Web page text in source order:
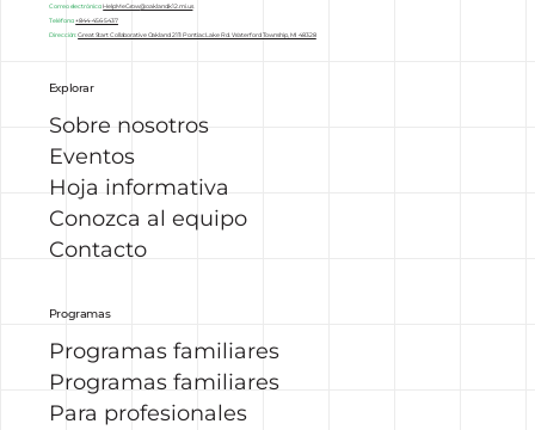
Correo electrónico:HelpMeGrow@oakland.k12.mi.us
Teléfono: +844-456-5437
Dirección:Great Start Collaborative Oakland 2111 Pontiac Lake Rd. Waterford Township, MI 48328
Sobre nosotros
Eventos
Hoja informativa
Conozca al equipo
Contacto
Explorar
Programas familiares
Programas familiares
Para profesionales
Programas